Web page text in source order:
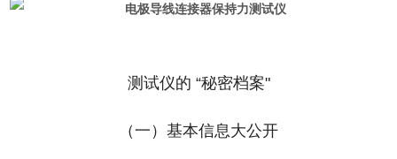
测试仪的 “秘密档案"
（一）基本信息大公开